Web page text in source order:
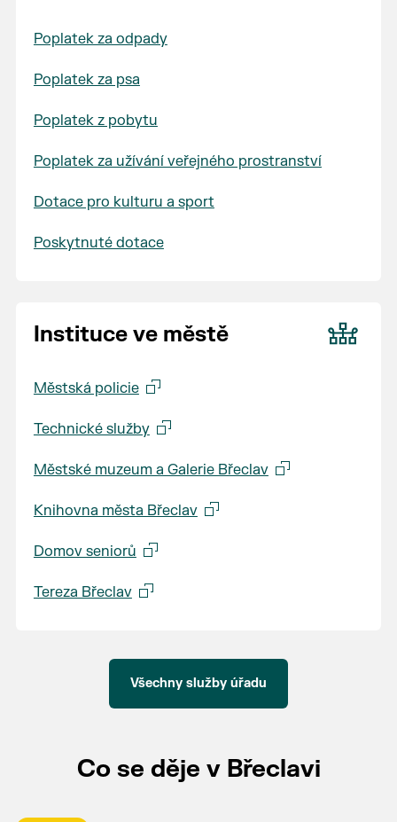
Poplatek za odpady
Poplatek za psa
Poplatek z pobytu
Poplatek za užívání veřejného prostranství
Dotace pro kulturu a sport
Poskytnuté dotace
Instituce ve městě
Městská policie
Technické služby
Městské muzeum a Galerie Břeclav
Knihovna města Břeclav
Domov seniorů
Tereza Břeclav
Všechny služby úřadu
Co se děje v Břeclavi